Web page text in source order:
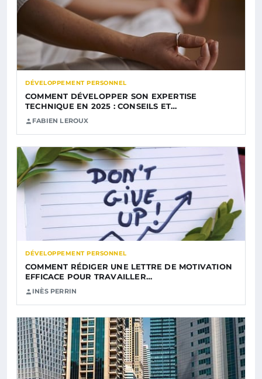
DÉVELOPPEMENT PERSONNEL
COMMENT DÉVELOPPER SON EXPERTISE
TECHNIQUE EN 2025 : CONSEILS ET…
FABIEN LEROUX
DÉVELOPPEMENT PERSONNEL
COMMENT RÉDIGER UNE LETTRE DE MOTIVATION
EFFICACE POUR TRAVAILLER…
INÈS PERRIN